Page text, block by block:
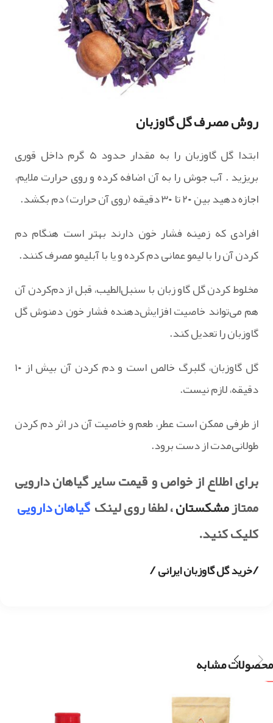
روش مصرف گل گاوزبان
ابتدا گل گاوزبان را به مقدار حدود ۵ گرم داخل قوری
بریزید . آب جوش را به آن اضافه کرده و روی حرارت ملایم،
اجازه دهید بین ۲۰ تا ۳۰ دقیقه (روی آن حرارت) دم بکشد.
افرادی که زمینه فشار خون دارند بهتر است هنگام دم
کردن آن را با لیمو عمانی دم کرده و یا با آبلیمو مصرف کنند.‌
مخلوط کردن گل گاو زبان با سنبل‌الطیب، قبل از دم‌کردن آن
هم می‌تواند خاصیت افزایش‌دهنده فشار خون دمنوش گل
گاوزبان را تعدیل کند.
گل گاوزبان، گلبرگ خالص است و دم کردن آن بیش از ۱۰
دقیقه، لازم نیست.
از طرفی ممکن است عطر، طعم و خاصیت آن در اثر دم کردن
طولانی‌مدت از دست برود.
برای اطلاع از خواص و قیمت سایر گیاهان دارویی
ممتازمشکستان، لطفا روی لینکگیاهان دارویی
کلیک کنید.
/خرید گل گاوزبان ایرانی/
محصولات مشابه